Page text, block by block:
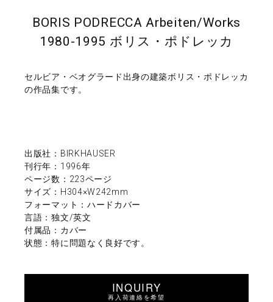
BORIS PODRECCA Arbeiten/Works
1980-1995 ボリス・ポドレッカ
セルビア・ベオグラード出身の建築ボリス・ポドレッカ
の作品集です。
出版社：BIRKHAUSER
刊行年：1996年
ページ数：223ページ
サイズ：H304×W242mm
フォーマット：ハードカバー
言語：独文/英文
付属品：カバー
状態：特に問題なく良好です。
INQUIRY
再入荷連絡を希望